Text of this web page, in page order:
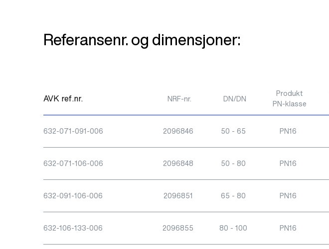
Referansenr. og dimensjoner:
AVK ref.nr. NRF-nr. DN/DN
Produkt
PN-klasse
632-071-091-006 2096846 50 - 65 PN16
632-071-106-006 2096848 50 - 80 PN16
632-091-106-006 2096851 65 - 80 PN16
632-106-133-006 2096855 80 - 100 PN16